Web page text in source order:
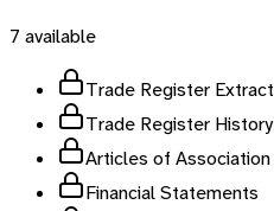
7 available
Trade Register Extract
Trade Register History
Articles of Association
Financial Statements